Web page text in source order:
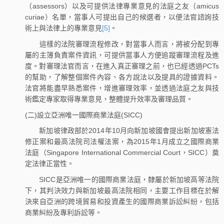
（assessors）以及可提供法律專業意見的法庭之友（amicus
curiae）名單，當事人可提出自己的候選者，以便法官諮詢技
術上與法律上的專業意見[5] 。
這樣的法院審理流程修改，對當事人而言，將被分配到專
屬的主簿負責案件資訊，可提供當事人方便追蹤審理流程及進
度。對審理法官而言，在進入真正審理之前，也已經透過PCTs
的幫助，了解整個案件內容、各方說法以及提具的證據資料。
法官將能盡早熟悉案件，增進審理效率，並透過法庭之友與技
術鑑定專家取得專業意見，整體提升效率及審理品質。
(二)設立亞洲唯一國際商業法庭(SICC)
新加坡律政部於2014年10月向新加坡國會提出新加坡憲法
修正案和最高法院司法權法案，為2015年1月成立之國際商業
法庭（Singapore International Commercial Court，SICC）奠
定法律正當性。
SICC是亞洲唯一的國際商業法庭，隸屬於新加坡高等法院
下，其判決效力與新加坡最高法院相同，主要工作目標在於解
決來自亞洲的跨境貿易和投資產生的國際商業訴訟糾紛，包括
商業糾紛及專利訴訟等。